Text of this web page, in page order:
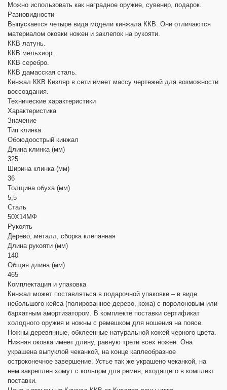
Можно использовать как наградное оружие, сувенир, подарок.
Разновидности
Выпускается четыре вида модели кинжала ККВ. Они отличаются
материалом оковки ножен и заклепок на рукояти.
ККВ латунь.
ККВ мельхиор.
ККВ серебро.
ККВ дамасская сталь.
Кинжал ККВ Кизляр в сети имеет массу чертежей для возможности
воссоздания.
Технические характеристики
Характеристика
Значение
Тип клинка
Обоюдоострый кинжал
Длина клинка (мм)
325
Ширина клинка (мм)
36
Толщина обуха (мм)
5,5
Сталь
50Х14МФ
Рукоять
Дерево, металл, сборка клепанная
Длина рукояти (мм)
140
Общая длина (мм)
465
Комплектация и упаковка
Кинжал может поставляться в подарочной упаковке – в виде
небольшого кейса (полированное дерево, кожа) с поролоновым или
бархатным амортизатором. В комплекте поставки сертификат
холодного оружия и ножны с ремешком для ношения на поясе.
Ножны деревянные, обклеенные натуральной кожей черного цвета.
Нижняя оковка имеет длину, равную трети всех ножен. Она
украшена выпуклой чеканкой, на конце каплеобразное
остроконечное завершение. Устье так же украшено чеканкой, на
нем закреплен хомут с кольцом для ремня, входящего в комплект
поставки.